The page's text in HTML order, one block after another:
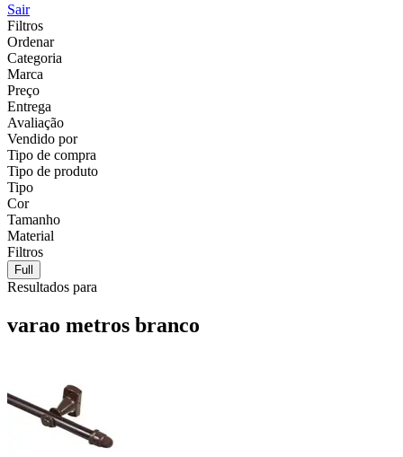
Sair
Filtros
Ordenar
Categoria
Marca
Preço
Entrega
Avaliação
Vendido por
Tipo de compra
Tipo de produto
Tipo
Cor
Tamanho
Material
Filtros
Full
Resultados para
varao metros branco